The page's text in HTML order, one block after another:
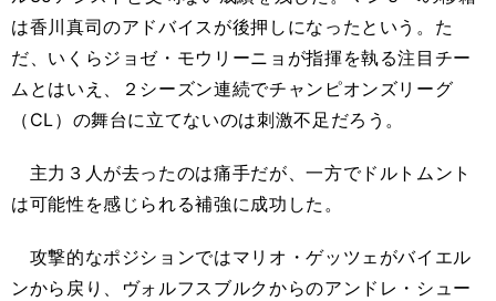
は香川真司のアドバイスが後押しになったという。た
だ、いくらジョゼ・モウリーニョが指揮を執る注目チー
ムとはいえ、２シーズン連続でチャンピオンズリーグ
（CL）の舞台に立てないのは刺激不足だろう。
主力３人が去ったのは痛手だが、一方でドルトムント
は可能性を感じられる補強に成功した。
攻撃的なポジションではマリオ・ゲッツェがバイエル
ンから戻り、ヴォルフスブルクからのアンドレ・シュー